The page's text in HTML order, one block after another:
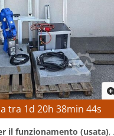
tra 1d20h38min43s
il funzionamento (usata),